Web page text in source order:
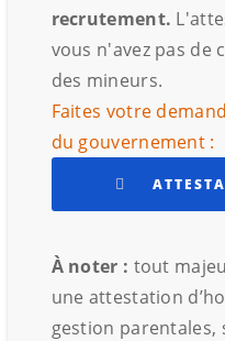
recrutement.
vous n'avez pas
des mineurs.
Faites votre
du gouvernement :
À noter : tout
une attestation
gestion